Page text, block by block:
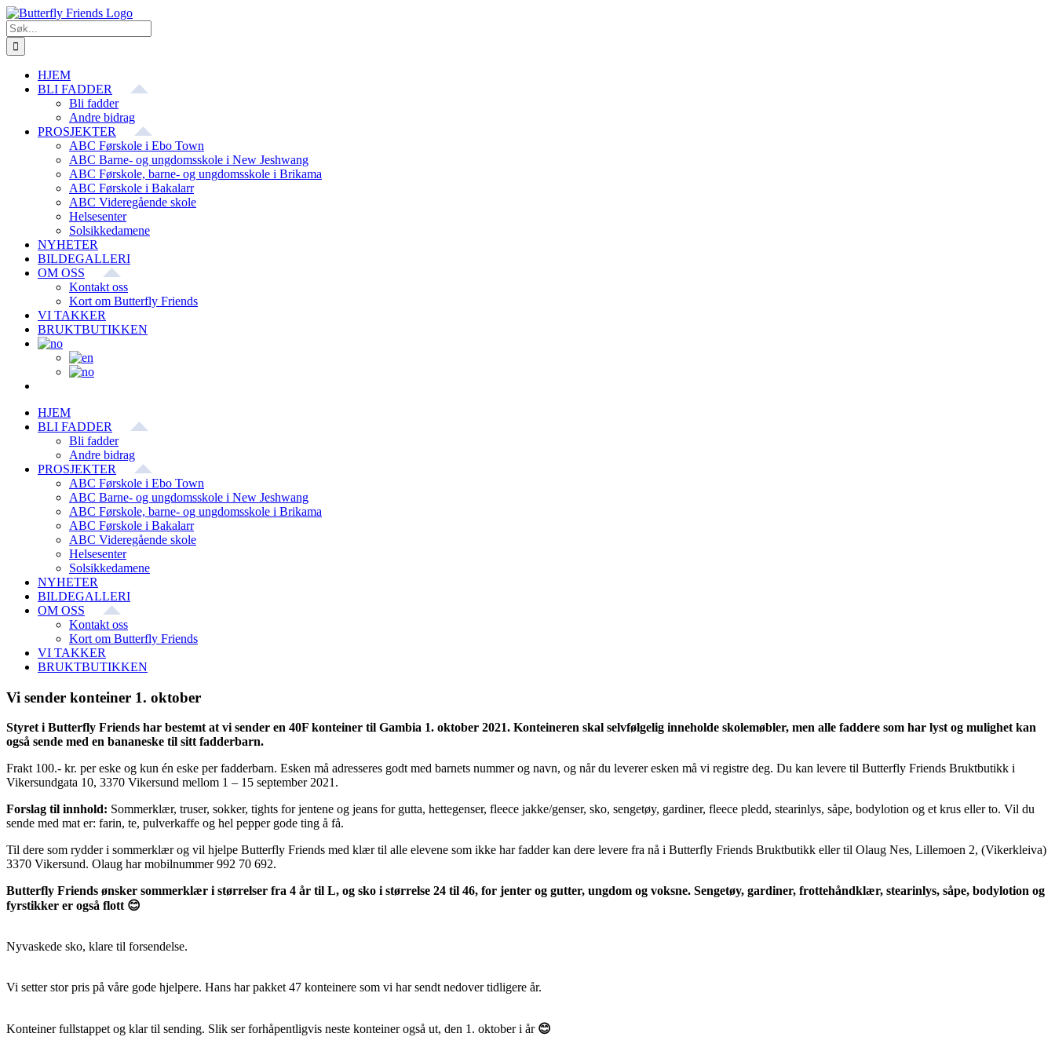
Skip
to
content
Facebook
E-
post
Søk
etter:
HJEM
BLI FADDER
Bli fadder
Andre bidrag
PROSJEKTER
ABC Førskole i Ebo Town
ABC Barne- og ungdomsskole i New Jeshwang
ABC Førskole, barne- og ungdomsskole i Brikama
ABC Førskole i Bakalarr
ABC Videregående skole
Helsesenter
Solsikkedamene
NYHETER
BILDEGALLERI
OM OSS
Kontakt oss
Kort om Butterfly Friends
VI TAKKER
BRUKTBUTIKKEN
HJEM
BLI FADDER
Bli fadder
Andre bidrag
PROSJEKTER
ABC Førskole i Ebo Town
ABC Barne- og ungdomsskole i New Jeshwang
ABC Førskole, barne- og ungdomsskole i Brikama
ABC Førskole i Bakalarr
ABC Videregående skole
Helsesenter
Solsikkedamene
NYHETER
BILDEGALLERI
OM OSS
Kontakt oss
Kort om Butterfly Friends
VI TAKKER
BRUKTBUTIKKEN
Vi sender konteiner 1. oktober
Styret i Butterfly Friends har bestemt at vi sender en 40F konteiner til Gambia 1. oktober 2021. Konteineren skal selvfølgelig inneholde skolemøbler, men alle faddere som har lyst og mulighet kan
også sende med en bananeske til sitt fadderbarn.
Frakt 100.- kr. per eske og kun én eske per fadderbarn. Esken må adresseres godt med barnets nummer og navn, og når du leverer esken må vi registre deg. Du kan levere til Butterfly Friends Bruktbutikk i
Vikersundgata 10, 3370 Vikersund mellom 1 – 15 september 2021.
Forslag til innhold: Sommerklær, truser, sokker, tights for jentene og jeans for gutta, hettegenser, fleece jakke/genser, sko, sengetøy, gardiner, fleece pledd, stearinlys, såpe, bodylotion og et krus eller to. Vil du
sende med mat er: farin, te, pulverkaffe og hel pepper gode ting å få.
Til dere som rydder i sommerklær og vil hjelpe Butterfly Friends med klær til alle elevene som ikke har fadder kan dere levere fra nå i Butterfly Friends Bruktbutikk eller til Olaug Nes, Lillemoen 2, (Vikerkleiva)
3370 Vikersund. Olaug har mobilnummer 992 70 692.
Butterfly Friends ønsker sommerklær i størrelser fra 4 år til L, og sko i størrelse 24 til 46, for jenter og gutter, ungdom og voksne. Sengetøy, gardiner, frottehåndklær, stearinlys, såpe, bodylotion og
fyrstikker er også flott 😊
Nyvaskede sko, klare til forsendelse.
Vi setter stor pris på våre gode hjelpere. Hans har pakket 47 konteinere som vi har sendt nedover tidligere år.
Konteiner fullstappet og klar til sending. Slik ser forhåpentligvis neste konteiner også ut, den 1. oktober i år 😊